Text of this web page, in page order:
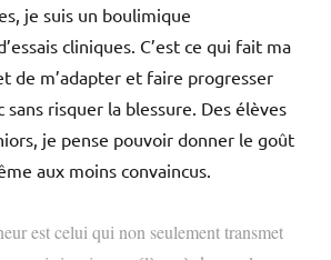
je suis un boulimique
cliniques. C’est ce qui fait ma
de m’adapter et faire progresser
risquer la blessure. Des élèves
je pense pouvoir donner le goût
aux moins convaincus.
est celui qui non seulement transmet